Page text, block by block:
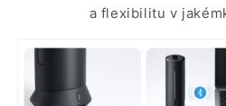
a flexibilitu v